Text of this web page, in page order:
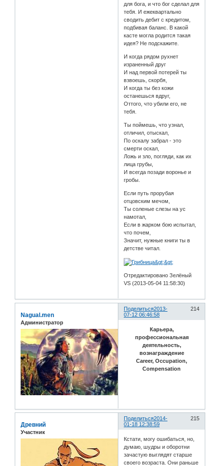
для бога, и что бог сделал для
тебя. И ежеквартально
сводить дебит с кредитом,
подбивая баланс. В какой
касте могла родится такая
идея? Не подскажите.
И когда рядом рухнет
израненный друг
И над первой потерей ты
взвоешь, скорбя,
И когда ты без кожи
останешься вдруг,
Оттого, что убили его, не
тебя.
Ты поймешь, что узнал,
отличил, отыскал,
По оскалу забрал - это
смерти оскал,
Ложь и зло, погляди, как их
лица грубы,
И всегда позади воронье и
гробы.
Если путь прорубая
отцовским мечом,
Ты соленые слезы на ус
намотал,
Если в жарком бою испытал,
что почем,
Значит, нужные книги ты в
детстве читал.
Отредактировано Зелёный
VS (2013-05-04 11:58:30)
Поделиться 214
2013-
07-12 06:46:58
Nagual.men
Администратор
Карьера,
профессиональная
деятельность,
вознаграждение
Career, Occupation,
Compensation
Поделиться 215
2014-
01-18 12:38:59
Древний
Участник
Кстати, могу ошибаться, но,
думаю, шудры и оборотни
зачастую выглядят старше
своего возраста. Они раньше